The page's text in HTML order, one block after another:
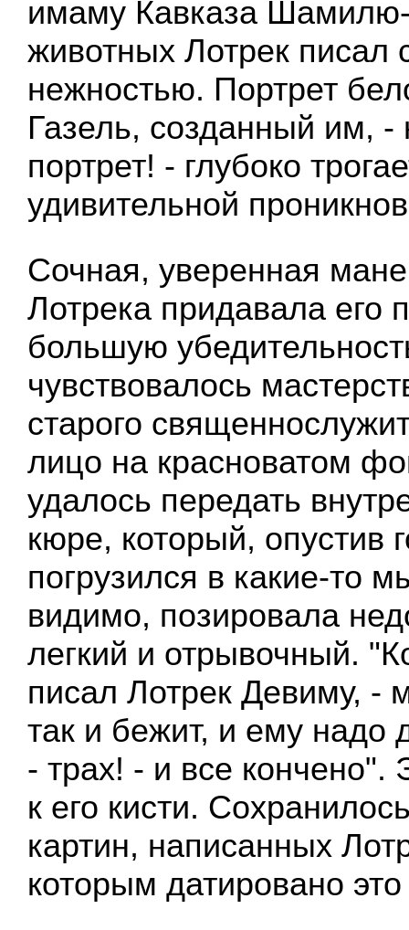
имаму Кавказа
животных Лотрек писал
нежностью. Портрет
Газель, созданный им, -
портрет! - глубоко
удивительной
Сочная, уверенная
Лотрека придавала его
большую
чувствовалось
старого
лицо на красноватом
удалось передать
кюре, который, опустив
погрузился в какие-то
видимо, позировала
легкий и отрывочный.
писал Лотрек Девиму, -
так и бежит, и ему надо
- трах! - и все кончено".
к его кисти.
картин, написанных
которым датировано